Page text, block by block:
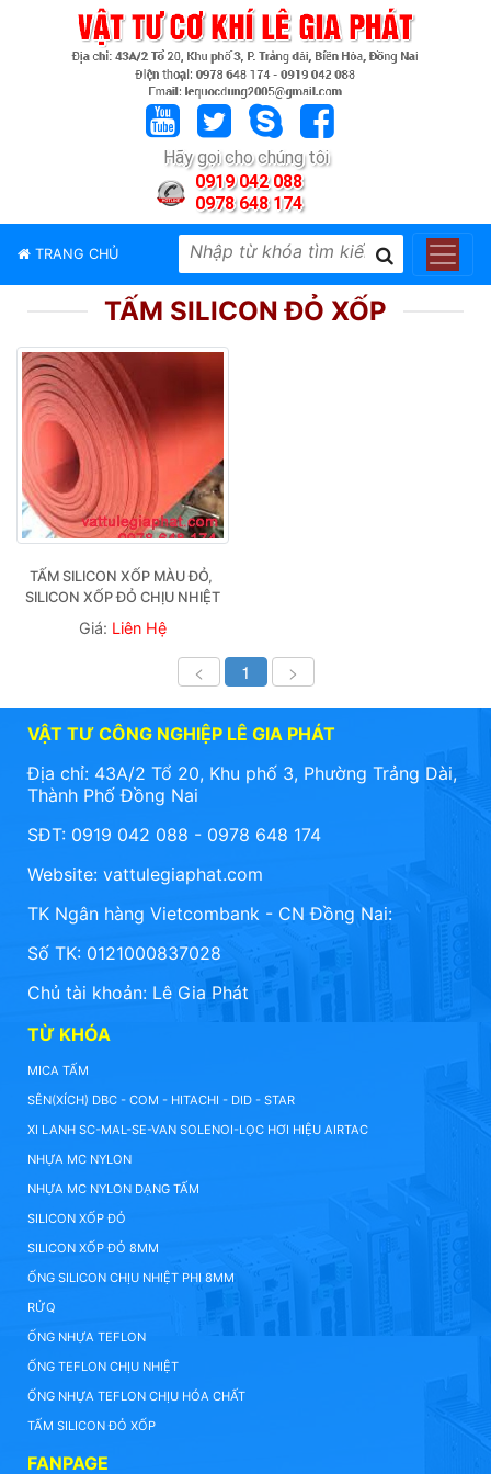
Hãy gọi cho chúng tôi
0919 042 088
0978 648 174
TRANG CHỦ
PHẨM
HIỆU
TỨC
LIÊN
HỆ
TẤM SILICON ĐỎ XỐP
TẤM SILICON XỐP MÀU ĐỎ,
SILICON XỐP ĐỎ CHỊU NHIỆT
Giá: Liên Hệ
< 1 >
VẬT TƯ CÔNG NGHIỆP LÊ GIA PHÁT
Địa chỉ: 43A/2 Tổ 20, Khu phố 3, Phường Trảng Dài,
Thành Phố Đồng Nai
SĐT: 0919 042 088 - 0978 648 174
Website: vattulegiaphat.com
TK Ngân hàng Vietcombank - CN Đồng Nai:
Số TK: 0121000837028
Chủ tài khoản: Lê Gia Phát
TỪ KHÓA
MICA TẤM
SÊN(XÍCH) DBC - COM - HITACHI - DID - STAR
XI LANH SC-MAL-SE-VAN SOLENOI-LỌC HƠI HIỆU AIRTAC
NHỰA MC NYLON
NHỰA MC NYLON DẠNG TẤM
SILICON XỐP ĐỎ
SILICON XỐP ĐỎ 8MM
ỐNG SILICON CHỊU NHIỆT PHI 8MM
RỬQ
ỐNG NHỰA TEFLON
ỐNG TEFLON CHỊU NHIỆT
ỐNG NHỰA TEFLON CHỊU HÓA CHẤT
TẤM SILICON ĐỎ XỐP
FANPAGE